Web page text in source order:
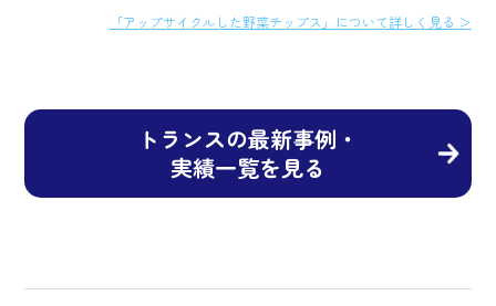
「アップサイクルした野菜チップス」について詳しく見る ＞
トランスの最新事例・
実績一覧を見る